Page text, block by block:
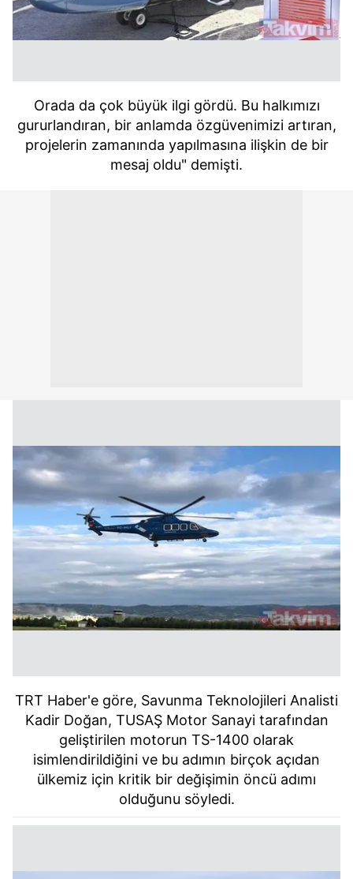
Orada da çok büyük ilgi gördü. Bu halkımızı
gururlandıran, bir anlamda özgüvenimizi artıran,
projelerin zamanında yapılmasına ilişkin de bir
mesaj oldu" demişti.
TRT Haber'e göre, Savunma Teknolojileri Analisti
Kadir Doğan, TUSAŞ Motor Sanayi tarafından
geliştirilen motorun TS-1400 olarak
isimlendirildiğini ve bu adımın birçok açıdan
ülkemiz için kritik bir değişimin öncü adımı
olduğunu söyledi.